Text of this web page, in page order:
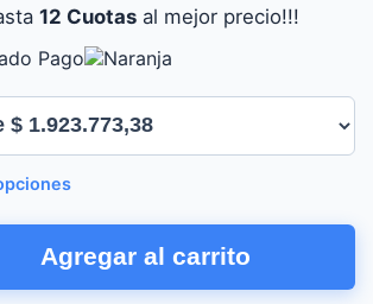
12 Cuotas al mejor precio!!!
Agregar al carrito